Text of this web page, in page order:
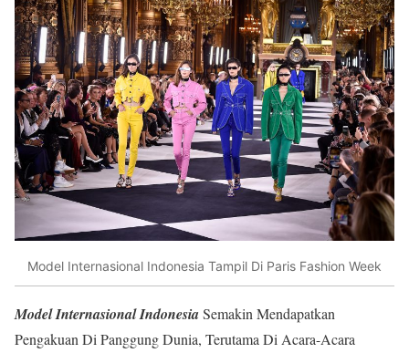
Model Internasional Indonesia Tampil Di Paris Fashion Week
Model Internasional IndonesiaSemakin Mendapatkan
Pengakuan Di Panggung Dunia, Terutama Di Acara-Acara